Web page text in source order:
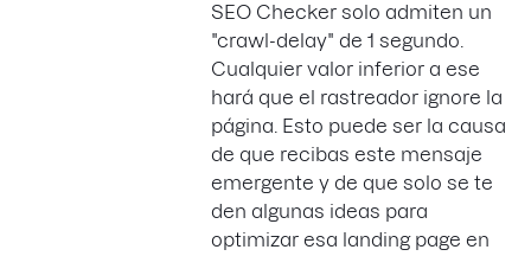
SEO Checker solo admiten un
"crawl-delay" de 1 segundo.
Cualquier valor inferior a ese
hará que el rastreador ignore la
página. Esto puede ser la causa
de que recibas este mensaje
emergente y de que solo se te
den algunas ideas para
optimizar esa landing page en